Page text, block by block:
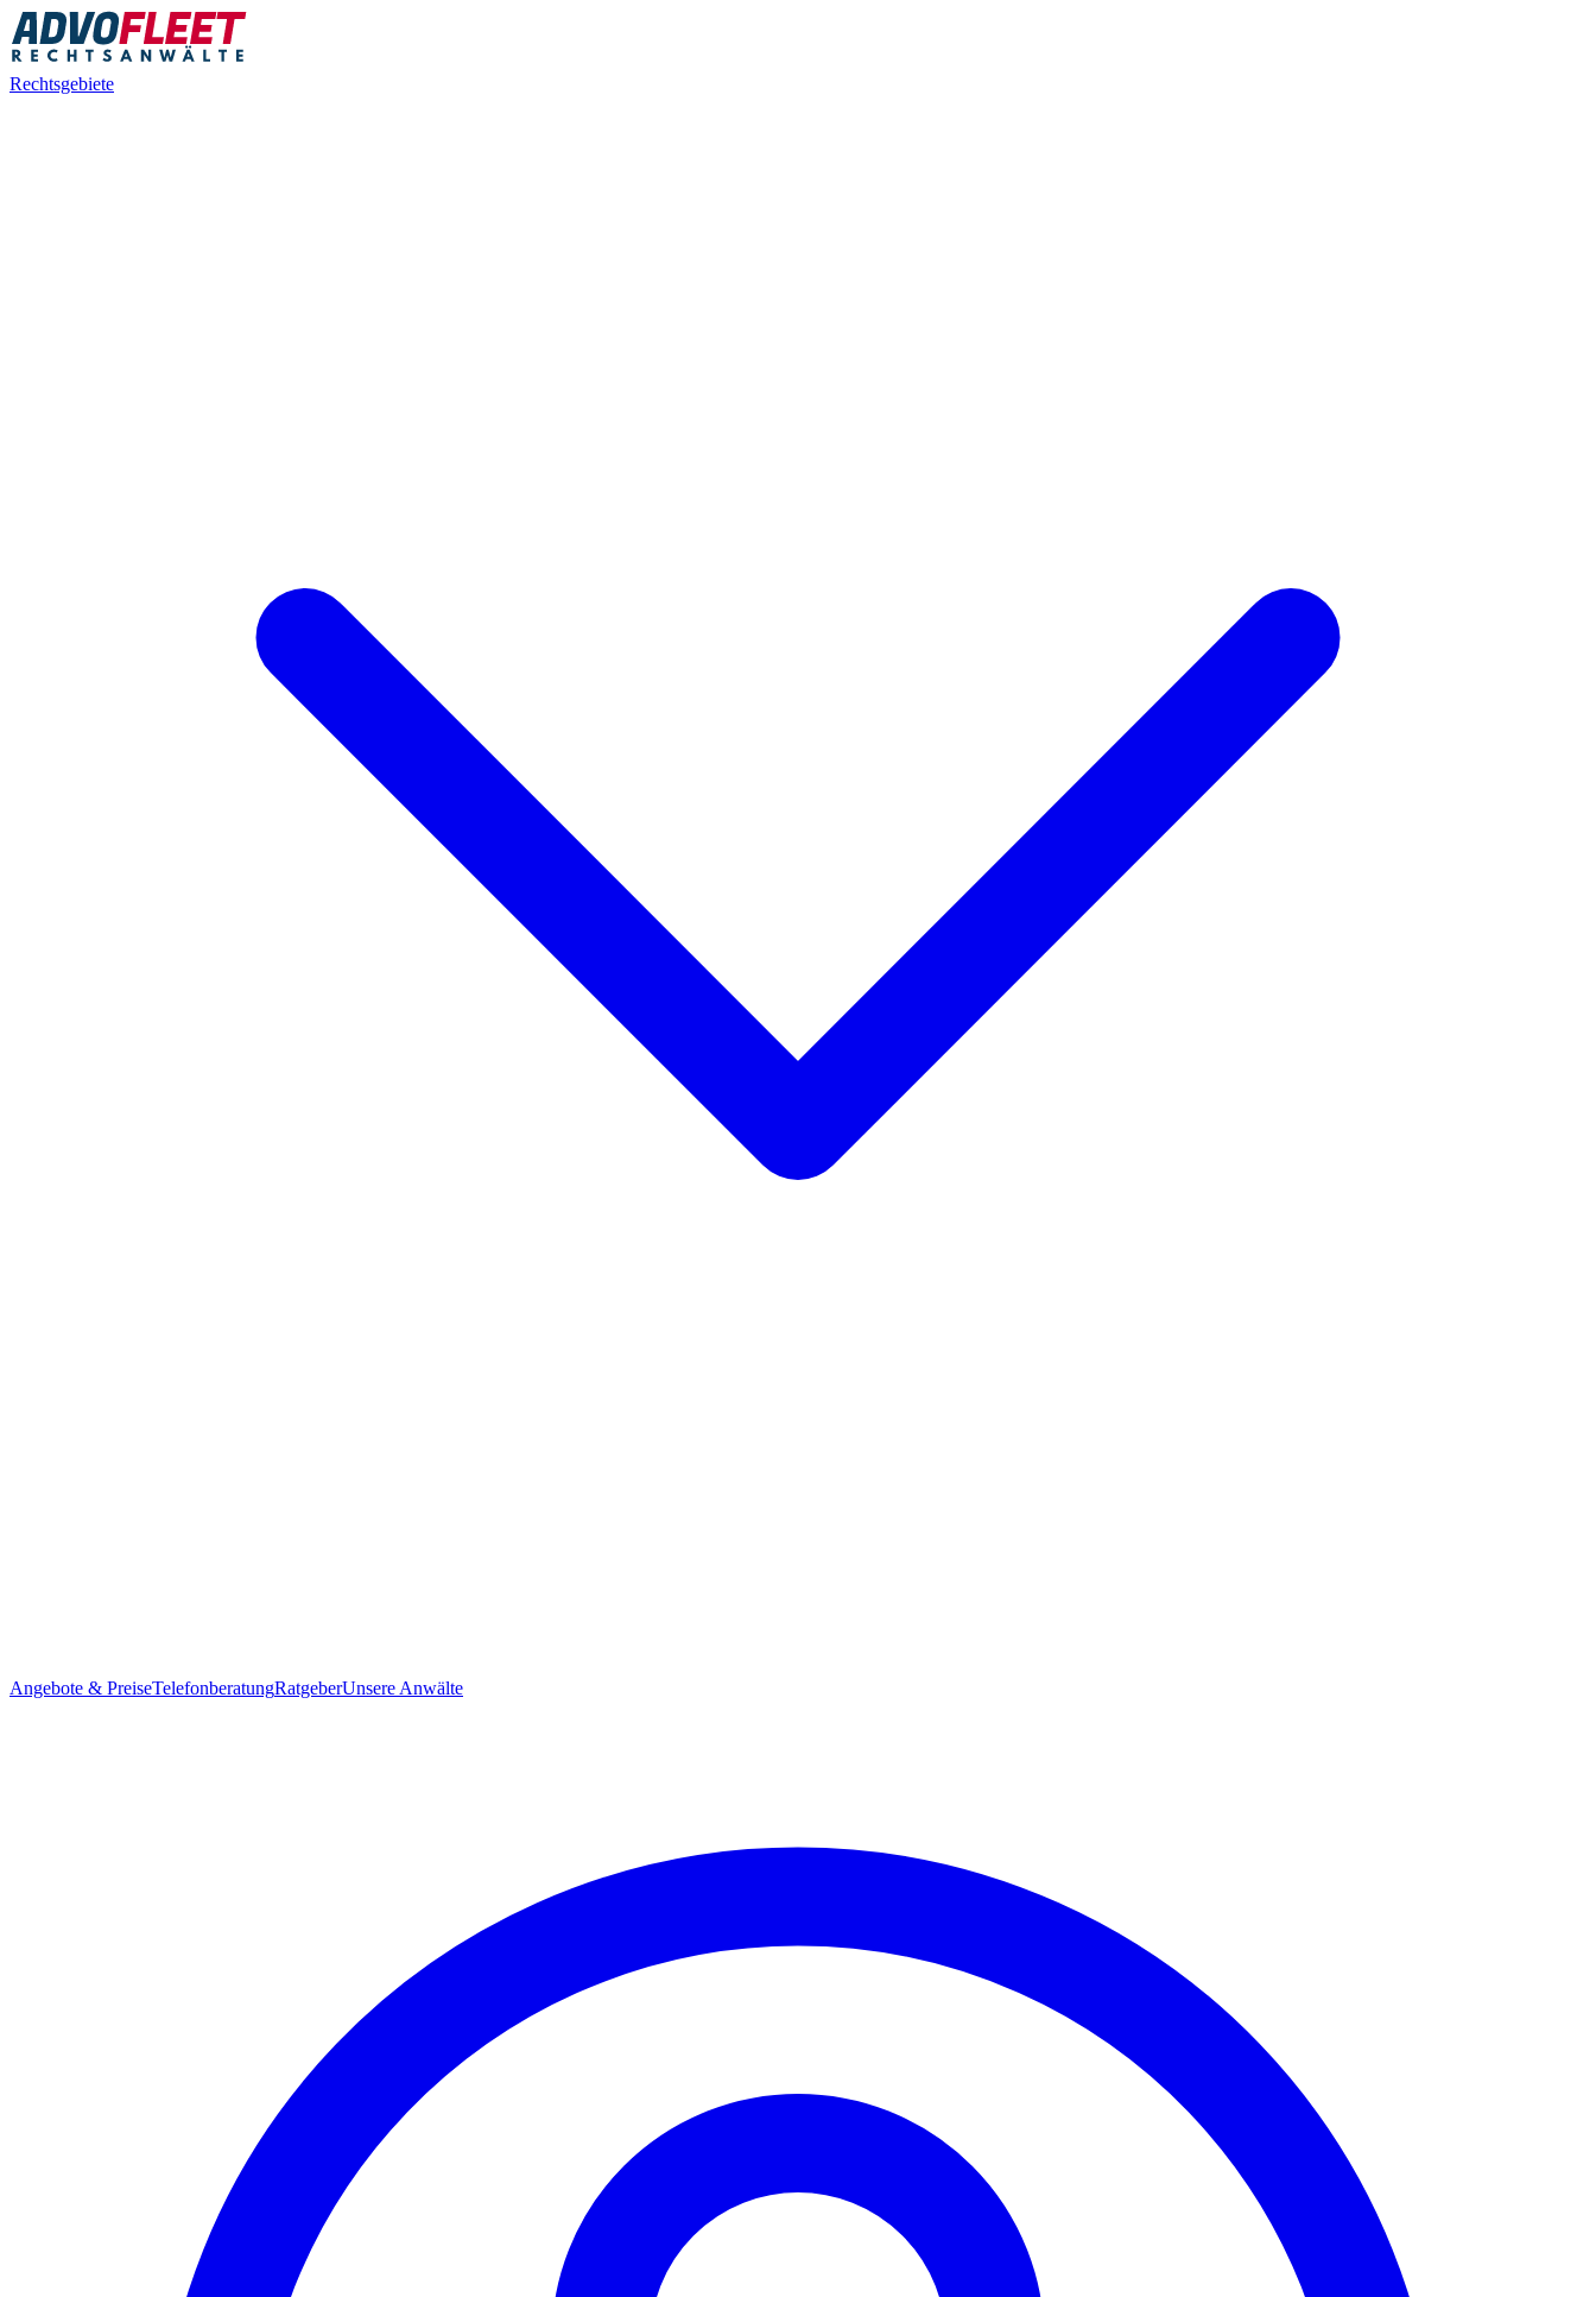
Rechtsgebiete
Angebote & PreiseTelefonberatungRatgeberUnsere Anwälte